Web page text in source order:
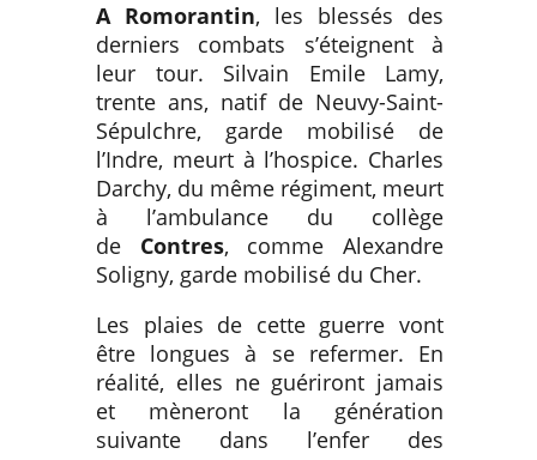
A Romorantin, les blessés des
derniers combats s’éteignent à
leur tour. Silvain Emile Lamy,
trente ans, natif de Neuvy-Saint-
Sépulchre, garde mobilisé de
l’Indre, meurt à l’hospice. Charles
Darchy, du même régiment, meurt
à l’ambulance du collège
de Contres, comme Alexandre
Soligny, garde mobilisé du Cher.
Les plaies de cette guerre vont
être longues à se refermer. En
réalité, elles ne guériront jamais
et mèneront la génération
suivante dans l’enfer des